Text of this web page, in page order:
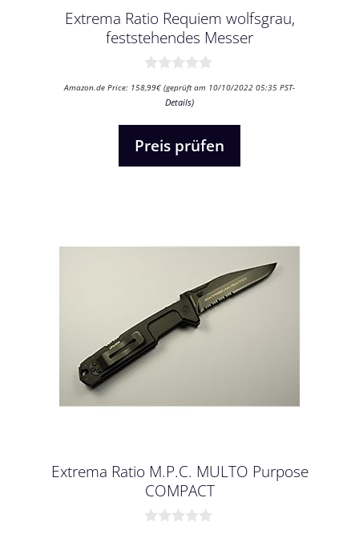
Extrema Ratio Requiem wolfsgrau,
feststehendes Messer
v
Amazon.de Price: 158,99€ (geprüft am 10/10/2022 05:35 PST-
Details)
Preis prüfen
Extrema Ratio M.P.C. MULTO Purpose
COMPACT